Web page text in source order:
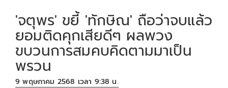
'จตุพร' ขยี้ 'ทักษิณ' ถือว่าจบแล้ว
ยอมติดคุกเสียดีๆ ผลพวง
ขบวนการสมคบคิดตามมาเป็น
พรวน
9 พฤษภาคม 2568 เวลา 9:38 น.